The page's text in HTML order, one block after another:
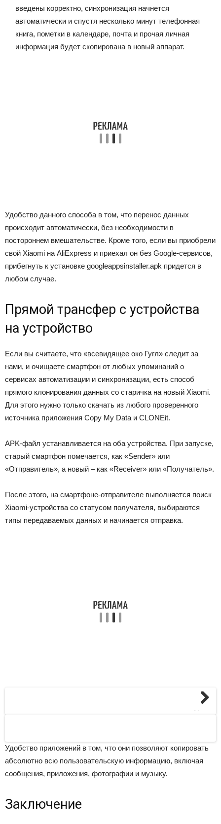
введены корректно, синхронизация начнется
автоматически и спустя несколько минут телефонная
книга, пометки в календаре, почта и прочая личная
информация будет скопирована в новый аппарат.
Удобство данного способа в том, что перенос данных
происходит автоматически, без необходимости в
постороннем вмешательстве. Кроме того, если вы приобрели
свой Xiaomi на AliExpress и приехал он без Google-сервисов,
прибегнуть к установке googleappsinstaller.apk придется в
любом случае.
Прямой трансфер с устройства
на устройство
Если вы считаете, что «всевидящее око Гугл» следит за
нами, и очищаете смартфон от любых упоминаний о
сервисах автоматизации и синхронизации, есть способ
прямого клонирования данных со старичка на новый Xiaomi.
Для этого нужно только скачать из любого проверенного
источника приложения Copy My Data и CLONEit.
APK-файл устанавливается на оба устройства. При запуске,
старый смартфон помечается, как «Sender» или
«Отправитель», а новый – как «Receiver» или «Получатель».
После этого, на смартфоне-отправителе выполняется поиск
Xiaomi-устройства со статусом получателя, выбираются
типы передаваемых данных и начинается отправка.
Next
Удобство приложений в том, что они позволяют копировать
абсолютно всю пользовательскую информацию, включая
сообщения, приложения, фотографии и музыку.
Заключение